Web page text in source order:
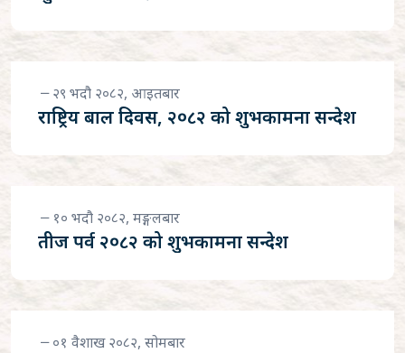
२९ भदौ २०८२, आइतबार
राष्ट्रिय बाल दिवस, २०८२ को शुभकामना सन्देश
१० भदौ २०८२, मङ्गलबार
तीज पर्व २०८२ को शुभकामना सन्देश
०१ वैशाख २०८२, सोमबार